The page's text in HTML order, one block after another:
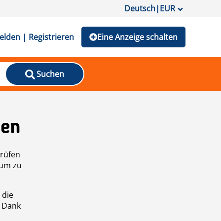
Deutsch|EUR
| Registrieren Eine Anzeige schalten
Suchen
zu
die